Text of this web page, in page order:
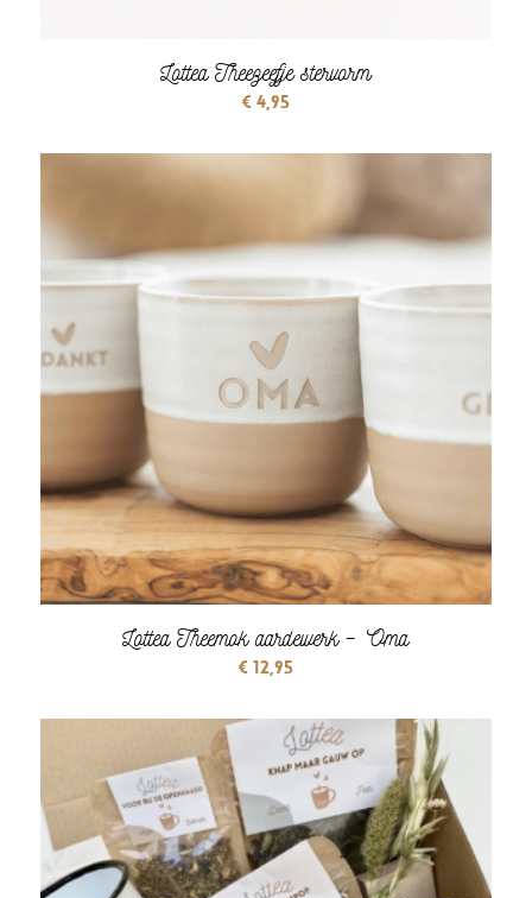
Lottea Theezeefje stervorm
€4,95
Lottea Theemok aardewerk – Oma
€12,95